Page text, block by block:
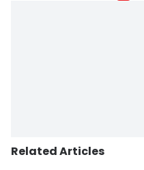
Related Articles